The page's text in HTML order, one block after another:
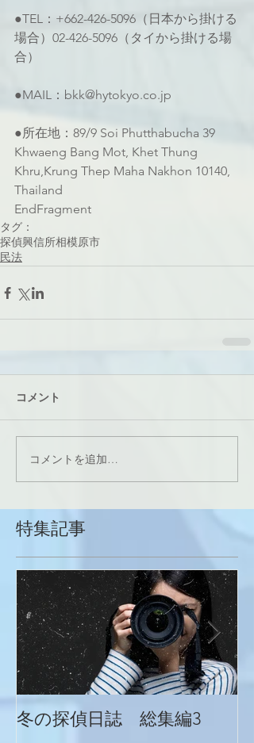
●TEL：+662-426-5096（日本から掛ける
場合）02-426-5096（タイから掛ける場
合）
●MAIL：bkk@hytokyo.co.jp
●所在地：89/9 Soi Phutthabucha 39
Khwaeng Bang Mot, Khet Thung
Khru,Krung Thep Maha Nakhon 10140,
Thailand
EndFragment
タグ：
探偵興信所相模原市
民法
コメント
コメントを追加…
特集記事
冬の探偵日誌 総集編3